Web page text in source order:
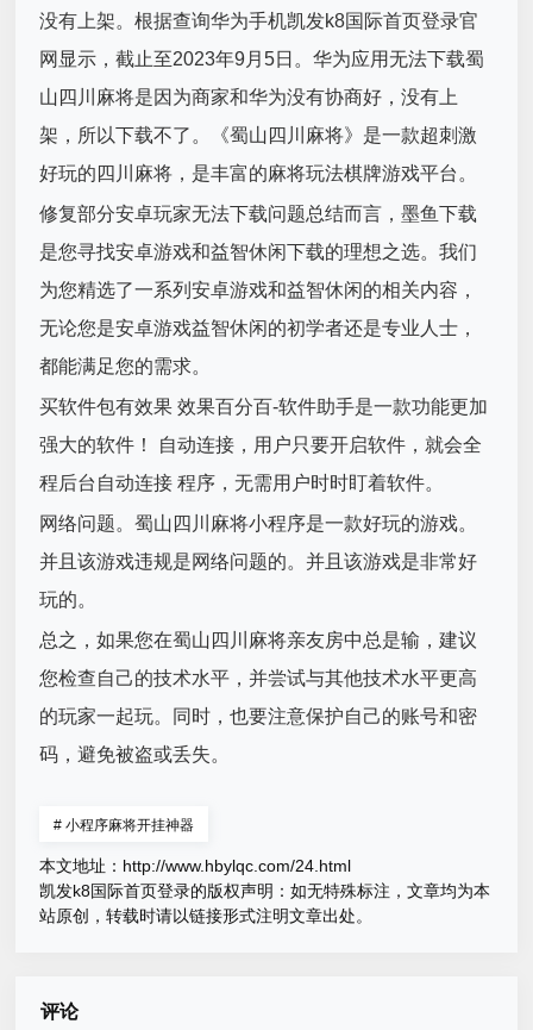
没有上架。根据查询华为手机凯发k8国际首页登录官
网显示，截止至2023年9月5日。华为应用无法下载蜀
山四川麻将是因为商家和华为没有协商好，没有上
架，所以下载不了。《蜀山四川麻将》是一款超刺激
好玩的四川麻将，是丰富的麻将玩法棋牌游戏平台。
修复部分安卓玩家无法下载问题总结而言，墨鱼下载
是您寻找安卓游戏和益智休闲下载的理想之选。我们
为您精选了一系列安卓游戏和益智休闲的相关内容，
无论您是安卓游戏益智休闲的初学者还是专业人士，
都能满足您的需求。
买软件包有效果 效果百分百-软件助手是一款功能更加
强大的软件！ 自动连接，用户只要开启软件，就会全
程后台自动连接 程序，无需用户时时盯着软件。
网络问题。蜀山四川麻将小程序是一款好玩的游戏。
并且该游戏违规是网络问题的。并且该游戏是非常好
玩的。
总之，如果您在蜀山四川麻将亲友房中总是输，建议
您检查自己的技术水平，并尝试与其他技术水平更高
的玩家一起玩。同时，也要注意保护自己的账号和密
码，避免被盗或丢失。
# 小程序麻将开挂神器
本文地址： http://www.hbylqc.com/24.html
凯发k8国际首页登录的版权声明：如无特殊标注，文章均为本
站原创，转载时请以链接形式注明文章出处。
评论